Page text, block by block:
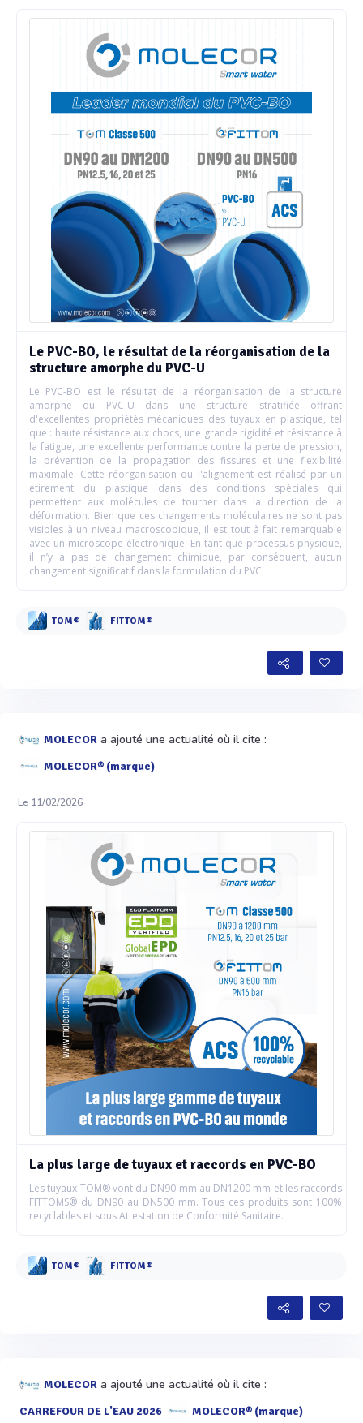
Le PVC-BO, le résultat de la réorganisation de la
structure amorphe du PVC-U
Le PVC-BO est le résultat de la réorganisation de la structure
amorphe du PVC-U dans une structure stratifiée offrant
d'excellentes propriétés mécaniques des tuyaux en plastique, tel
que : haute résistance aux chocs, une grande rigidité et résistance à
la fatigue, une excellente performance contre la perte de pression,
la prévention de la propagation des fissures et une flexibilité
maximale. Cette réorganisation ou l'alignement est réalisé par un
étirement du plastique dans des conditions spéciales qui
permettent aux molécules de tourner dans la direction de la
déformation. Bien que ces changements moléculaires ne sont pas
visibles à un niveau macroscopique, il est tout à fait remarquable
avec un microscope électronique. En tant que processus physique,
il n’y a pas de changement chimique, par conséquent, aucun
changement significatif dans la formulation du PVC.
TOM® FITTOM®
MOLECOR a ajouté une actualité où il cite :
MOLECOR® (marque)
Le 11/02/2026
La plus large de tuyaux et raccords en PVC-BO
Les tuyaux TOM® vont du DN90 mm au DN1200 mm et les raccords
FITTOMS® du DN90 au DN500 mm. Tous ces produits sont 100%
recyclables et sous Attestation de Conformité Sanitaire.
TOM® FITTOM®
MOLECOR a ajouté une actualité où il cite :
CARREFOUR DE L'EAU 2026 MOLECOR® (marque)